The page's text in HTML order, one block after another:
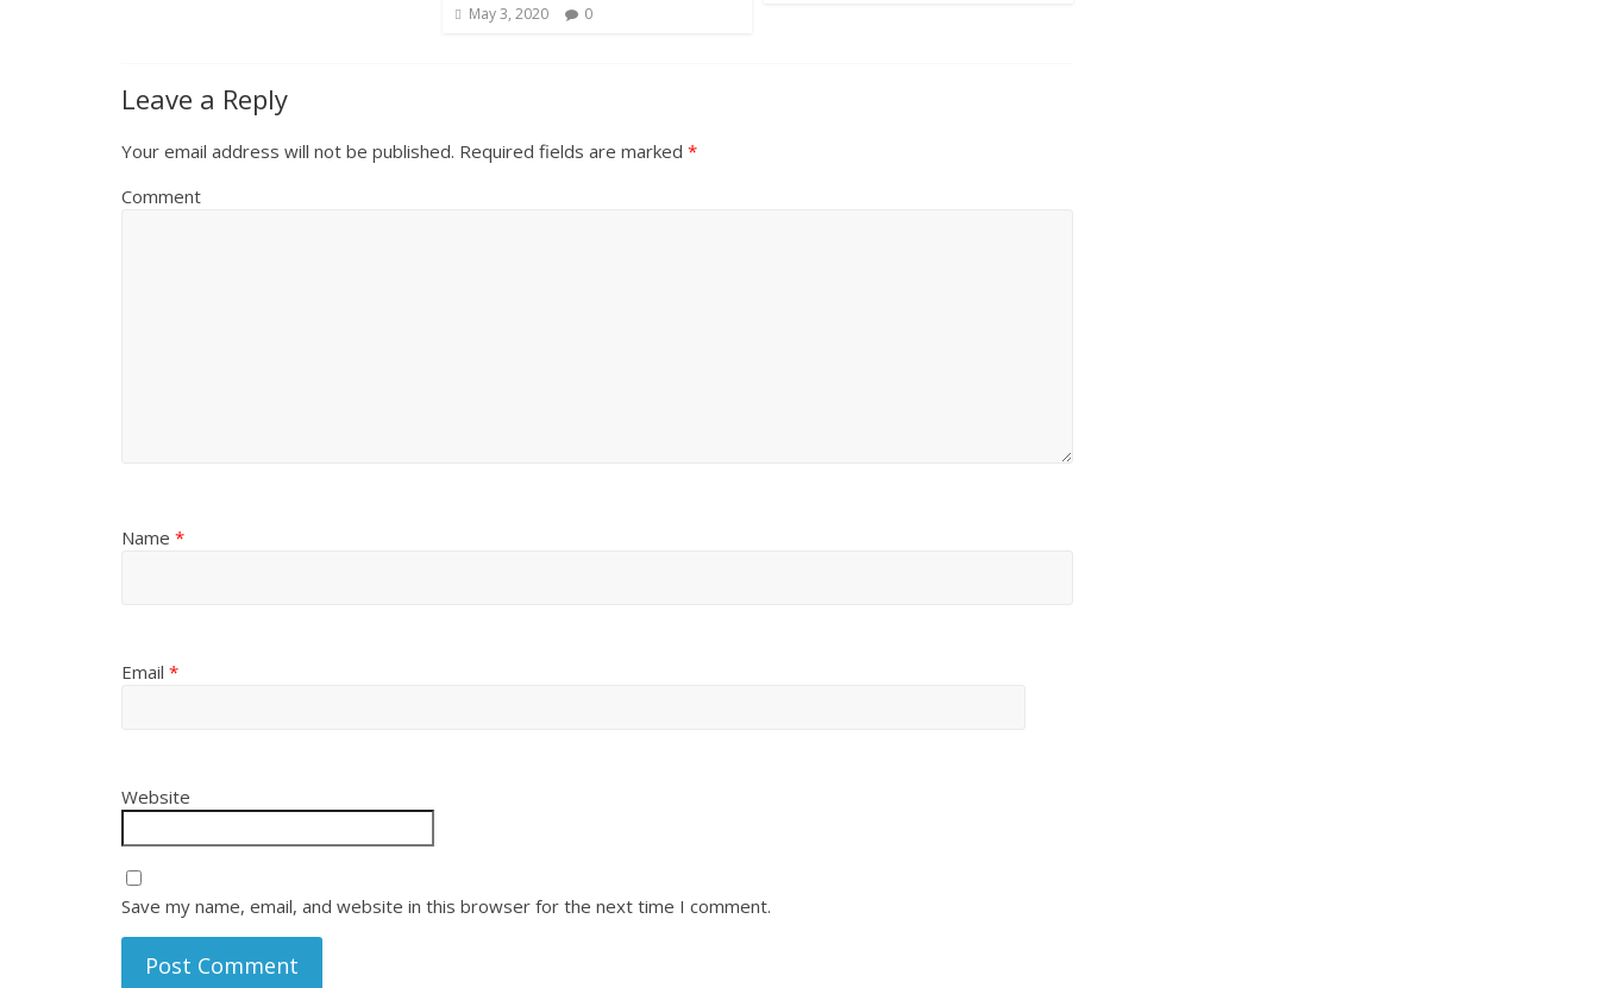
May 3, 2020 0
Leave a Reply
Your email address will not be published. Required fields are marked *
Comment
Name *
Email *
Website
Save my name, email, and website in this browser for the next time I comment.